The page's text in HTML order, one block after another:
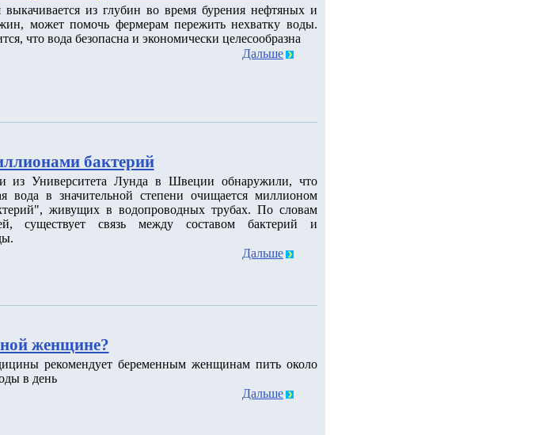
выкачивается из глубин во время бурения нефтяных и
может помочь фермерам пережить нехватку воды.
что вода безопасна и экономически целесообразна
Дальше
бактерий
из Университета Лунда в Швеции обнаружили, что
вода в значительной степени очищается миллионом
живущих в водопроводных трубах. По словам
существует связь между составом бактерий и
Дальше
женщине?
рекомендует беременным женщинам пить около
в день
Дальше